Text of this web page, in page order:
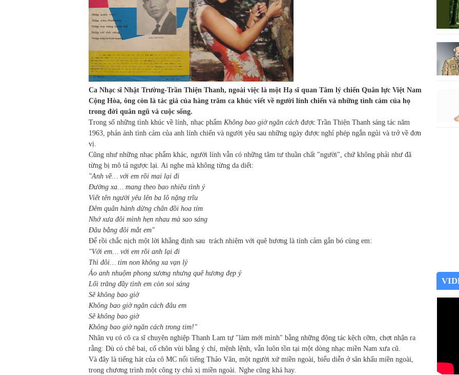
Ca Nhạc sĩ Nhật Trường-Trần Thiện Thanh, ngoài việc là một Hạ sĩ quan Tâm lý chiến Quân lực Việt Nam
Cộng Hòa, ông còn là tác giả của hàng trăm ca khúc viết về người lính chiến và những tình cảm của họ
trong đời quân ngũ và cuộc sống.
Trong số những tình khúc về lính, nhạc phẩm Không bao giờ ngăn cách được Trần Thiện Thanh sáng tác năm
1963, phản ánh tình cảm của anh lính chiến và người yêu sau những ngày được nghỉ phép ngắn ngủi và trở về đơn
vị.
Cũng như những nhạc phẩm khác, người lính vẫn có những tâm tư thuần chất "người", chứ không phải như đã
từng bị mô tả ngược lại. Ai nghe mà không từng da diết:
"Anh về… với em rồi mai lại đi
Đường xa… mang theo bao nhiêu tình ý
Viết tên người yêu lên ba lô nặng trĩu
Đêm quân hành dừng chân đồi hoa tím
Nhớ xưa đôi mình hẹn nhau mà sao sáng
Đâu bằng đôi mắt em"
Để rồi chắc nịch một lời khẳng định sau trách nhiệm với quê hương là tình cảm gắn bó cùng em:
"Với em… với em rồi anh lại đi
Thì đôi… tim non không xa vạn lý
Áo anh nhuộm phong sương nhưng quê hương đẹp ý
Lối trăng đầy tình em còn soi sáng
Sẽ không bao giờ
Không bao giờ ngăn cách đâu em
Sẽ không bao giờ
Không bao giờ ngăn cách trong tim!"
Nhân vụ có cô ca sĩ chuyên nghiệp Thanh Lam tự "làm mới mình" bằng những động tác kệch cỡm, chợt nhận ra
rằng: Dù có chê bai, cố chôn vùi bằng ý chí, mệnh lệnh, vẫn luôn tồn tại một dòng nhạc miền Nam xưa cũ.
Và đây là tiếng hát của cô MC nổi tiếng Thảo Vân, một người xứ miền ngoài, biểu diễn ở sân khấu miền ngoài,
trong chương trình một công ty chủ xị miền ngoài. Nghe cũng khá hay.